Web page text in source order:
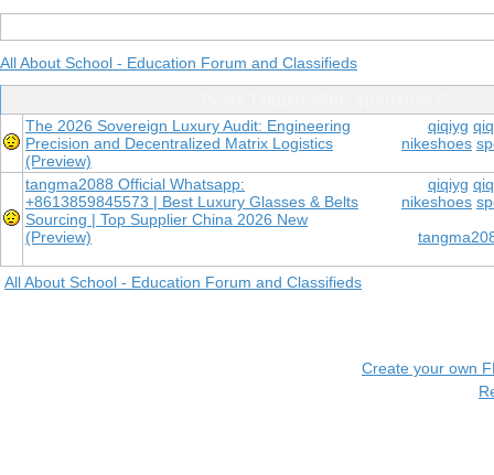
All About School - Education Forum and Classifieds
qiqiyg
nikeshoes
The 2026 Sovereign Luxury Audit: Engineering
Precision and Decentralized Matrix Logistics
(Preview)
qiqiyg
nikeshoes
tangma2088 Official Whatsapp:
+8613859845573 | Best Luxury Glasses & Belts
Sourcing | Top Supplier China 2026 New
(Preview)
All About School - Education Forum and Classifieds
Create your own